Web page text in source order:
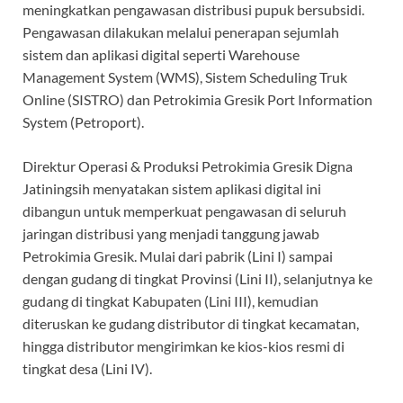
meningkatkan pengawasan distribusi pupuk bersubsidi.
Pengawasan dilakukan melalui penerapan sejumlah
sistem dan aplikasi digital seperti Warehouse
Management System (WMS), Sistem Scheduling Truk
Online (SISTRO) dan Petrokimia Gresik Port Information
System (Petroport).
Direktur Operasi & Produksi Petrokimia Gresik Digna
Jatiningsih menyatakan sistem aplikasi digital ini
dibangun untuk memperkuat pengawasan di seluruh
jaringan distribusi yang menjadi tanggung jawab
Petrokimia Gresik. Mulai dari pabrik (Lini I) sampai
dengan gudang di tingkat Provinsi (Lini II), selanjutnya ke
gudang di tingkat Kabupaten (Lini III), kemudian
diteruskan ke gudang distributor di tingkat kecamatan,
hingga distributor mengirimkan ke kios-kios resmi di
tingkat desa (Lini IV).